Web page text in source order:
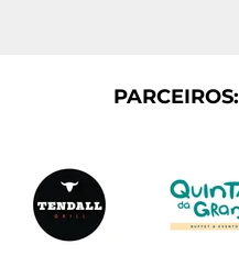
PARCEIROS: